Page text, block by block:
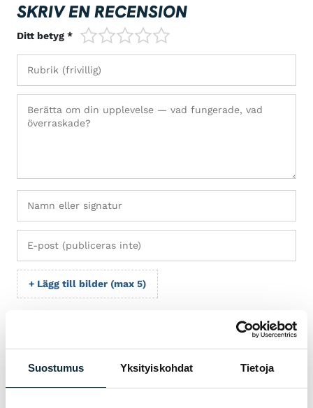
Suostumus Yksityiskohdat Tietoja
SKRIV EN RECENSION
Ditt betyg * 1/5 2/53/54/5
+ Lägg till bilder (max 5)
Jag ger VM Sport rätt att publicera bilderna jag skickar i